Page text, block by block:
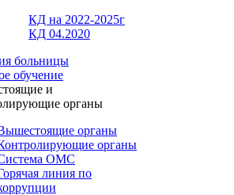
КД на 2022-2025г
КД 04.2020
больницы
обучение
и
органы
органы
органы
ОМС
линия по